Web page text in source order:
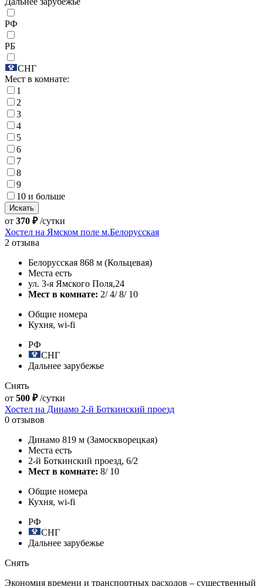
РФ
РБ
СНГ
Мест в комнате:
1
2
3
4
5
6
7
8
9
10 и больше
от 370 ₽/сутки
Хостел на Ямском поле м.Белорусская
2 отзыва
Белорусская 868 м (Кольцевая)
Места есть
ул. 3-я Ямского Поля,24
Мест в комнате: 2/ 4/ 8/ 10
Общие номера
Кухня, wi-fi
РФ
СНГ
Дальнее зарубежье
Снять
от 500 ₽/сутки
Хостел на Динамо 2-й Боткинский проезд
0 отзывов
Динамо 819 м (Замоскворецкая)
Места есть
2-й Боткинский проезд, 6/2
Мест в комнате: 8/ 10
Общие номера
Кухня, wi-fi
РФ
СНГ
Дальнее зарубежье
Снять
Экономия времени и транспортных расходов – существенный